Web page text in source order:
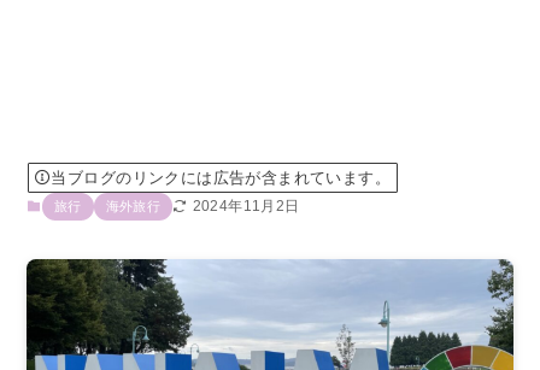
当ブログのリンクには広告が含まれています。
旅行 海外旅行 2024年11月2日